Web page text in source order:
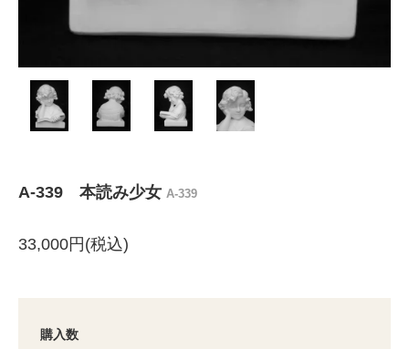
A-339 本読み少女 A-339
33,000円(税込)
購入数